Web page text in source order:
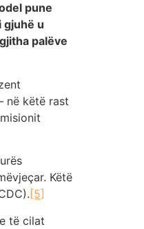
pune
gjuhë u
palëve
në këtë rast
Këtë
[5]
të cilat